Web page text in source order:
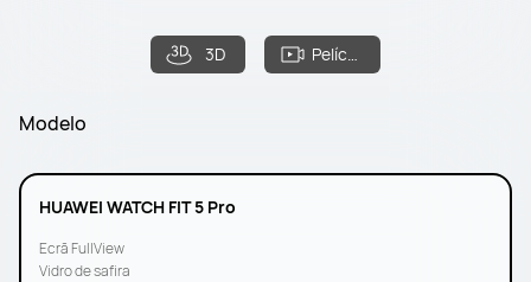
3D Película de filme
Modelo
HUAWEI WATCH FIT 5 Pro
Ecrã FullView
Vidro de safira